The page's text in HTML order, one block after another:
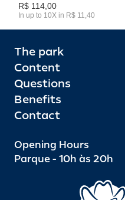
R$ 114,00
In up to 10X in R$ 11,40
The park
Content
Questions
Benefits
Contact
Opening Hours
Parque - 10h às 20h